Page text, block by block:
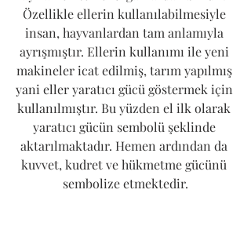
Özellikle ellerin kullanılabilmesiyle
insan, hayvanlardan tam anlamıyla
ayrışmıştır. Ellerin kullanımı ile yeni
makineler icat edilmiş, tarım yapılmış
yani eller yaratıcı gücü göstermek için
kullanılmıştır. Bu yüzden el ilk olarak
yaratıcı gücün sembolü şeklinde
aktarılmaktadır. Hemen ardından da
kuvvet, kudret ve hükmetme gücünü
sembolize etmektedir.